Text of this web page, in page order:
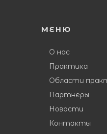
МЕНЮ
О нас
Практика
Области
Партнеры
Новости
Контакты